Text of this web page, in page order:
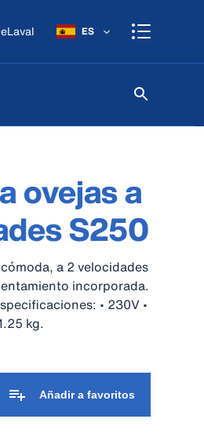
ES
ovejas a
S250
a 2 velocidades
incorporada.
• 230V •
kg.
Añadir a favoritos